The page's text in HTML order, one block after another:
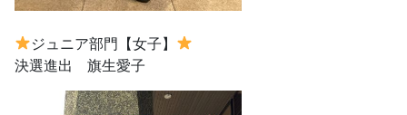
ジュニア部門【女子】
決選進出 旗生愛子